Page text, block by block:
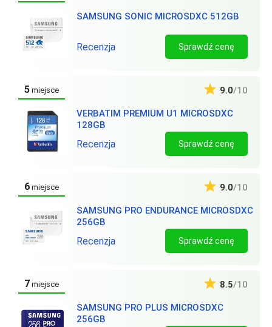
SAMSUNG SONIC MICROSDXC 512GB
Recenzja Sprawdź cenę
5 miejsce
VERBATIM PREMIUM U1 MICROSDXC
128GB
9.0/10
Recenzja Sprawdź cenę
6 miejsce
SAMSUNG PRO ENDURANCE MICROSDXC
256GB
9.0/10
Recenzja Sprawdź cenę
7 miejsce
SAMSUNG PRO PLUS MICROSDXC
256GB
8.5/10